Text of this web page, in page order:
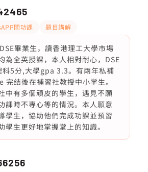
問功課 題目講解
畢業生，讀香港理工大學市場
為全英授課，本人相對耐心，DSE
科5分,大學gpa 3.3。有兩年私補
完结後在補習社教授中小学生。
中有多個頑皮的學生，遇見不願
課時不專心等的情況。本人願意
學生，協助他們完成功課並預習
學生更好地掌握堂上的知識。